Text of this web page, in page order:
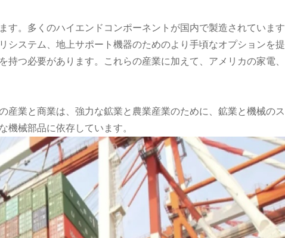
。多くのハイエンドコンポーネントが国内で製造されています
ステム、地上サポート機器のためのより手頃なオプションを提
つ必要があります。これらの産業に加えて、アメリカの家電、
業と商業は、強力な鉱業と農業産業のために、鉱業と機械のス
機械部品に依存しています。